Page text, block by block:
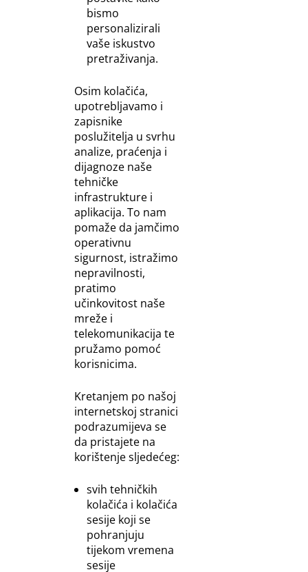
bismo
personalizirali
vaše iskustvo
pretraživanja.
Osim kolačića,
upotrebljavamo i
zapisnike
poslužitelja u svrhu
analize, praćenja i
dijagnoze naše
tehničke
infrastrukture i
aplikacija. To nam
pomaže da jamčimo
operativnu
sigurnost, istražimo
nepravilnosti,
pratimo
učinkovitost naše
mreže i
telekomunikacija te
pružamo pomoć
korisnicima.
Kretanjem po našoj
internetskoj stranici
podrazumijeva se
da pristajete na
korištenje sljedećeg:
svih tehničkih
kolačića i kolačića
sesije koji se
pohranjuju
tijekom vremena
sesije